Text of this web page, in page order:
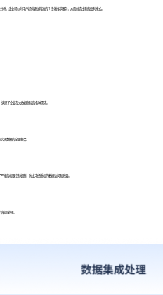
，企业可以为用户提供更加精准的个性化推荐服务，从而创造出新的盈利模式。
足了企业在大数据领域的各种需求。
现数据的全面整合。
格的权限控制机制，防止未经授权的数据访问和泄露。
输和处理。